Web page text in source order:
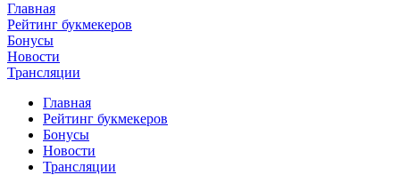
Главная
Рейтинг букмекеров
Бонусы
Новости
Трансляции
Главная
Рейтинг букмекеров
Бонусы
Новости
Трансляции